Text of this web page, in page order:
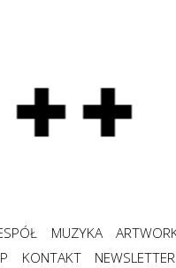
MUZYKA
KONTAKT NEWSLETTER